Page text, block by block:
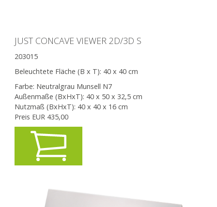
JUST CONCAVE VIEWER 2D/3D S
203015
Beleuchtete Fläche (B x T): 40 x 40 cm
Farbe: Neutralgrau Munsell N7
Außenmaße (BxHxT): 40 x 50 x 32,5 cm
Nutzmaß (BxHxT): 40 x 40 x 16 cm
Preis EUR 435,00